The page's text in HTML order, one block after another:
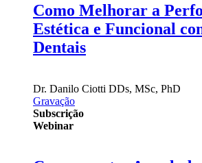
Como Melhorar a
Estética e Funcional
Dentais
Dr. Danilo Ciotti DDs, MSc, PhD
Gravação
Subscrição
Webinar